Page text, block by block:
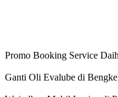
Promo Booking Service
Ganti Oli Evalube di